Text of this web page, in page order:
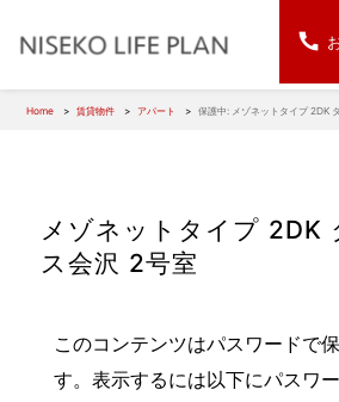
Home 賃貸物件 アパート 保護中: メゾネットタイプ 2DK
メゾネットタイプ 2DK
ス会沢 2号室
このコンテンツはパスワードで
す。表示するには以下にパスワ